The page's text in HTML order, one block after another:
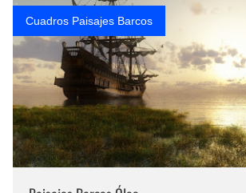
Cuadros Paisajes Barcos